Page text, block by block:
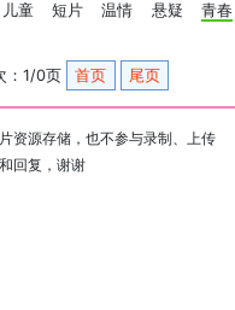
儿童 短片 温情 悬疑 青春
：1/0页 首页 尾页
资源存储，也不参与录制、上传
回复，谢谢